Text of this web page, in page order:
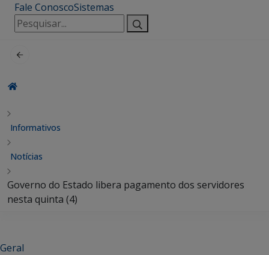
Fale ConoscoSistemas
Pesquisar
por:
Informativos
Notícias
Governo do Estado libera pagamento dos servidores
nesta quinta (4)
Geral